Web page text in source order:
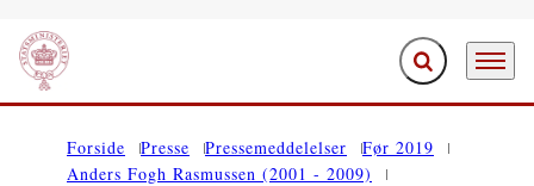
Gå til forsiden Fold søgefelt ud
Menu
Forside Presse Pressemeddelelser
Før 2019
Anders Fogh Rasmussen (2001 - 2009)